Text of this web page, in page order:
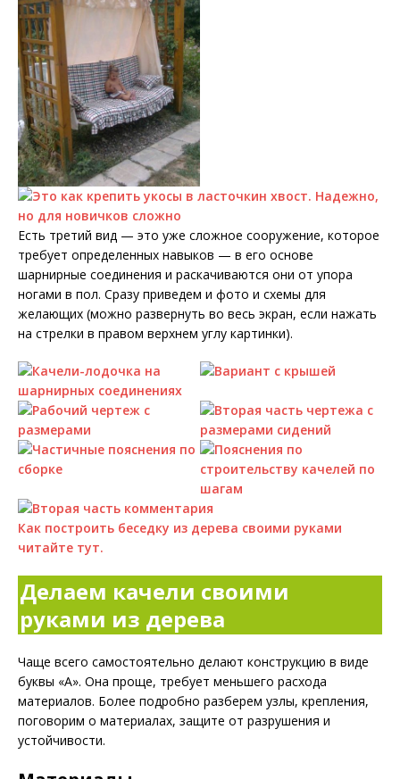
Есть третий вид — это уже сложное сооружение, которое
требует определенных навыков — в его основе
шарнирные соединения и раскачиваются они от упора
ногами в пол. Сразу приведем и фото и схемы для
желающих (можно развернуть во весь экран, если нажать
на стрелки в правом верхнем углу картинки).
Как построить беседку из дерева своими руками
читайте тут.
Делаем качели своими
руками из дерева
Чаще всего самостоятельно делают конструкцию в виде
буквы «А». Она проще, требует меньшего расхода
материалов. Более подробно разберем узлы, крепления,
поговорим о материалах, защите от разрушения и
устойчивости.